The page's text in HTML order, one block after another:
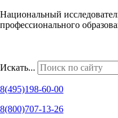
Национальный
профессионального
Искать...
8(495)198-60-00
8(800)707-13-26